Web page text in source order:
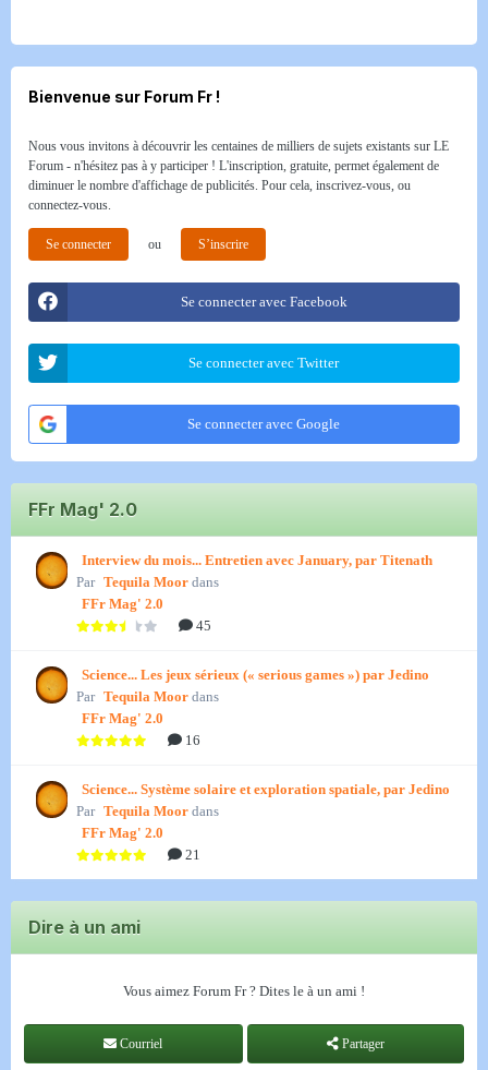
Bienvenue sur Forum Fr !
Nous vous invitons à découvrir les centaines de milliers de sujets existants sur LE
Forum - n'hésitez pas à y participer ! L'inscription, gratuite, permet également de
diminuer le nombre d'affichage de publicités. Pour cela, inscrivez-vous, ou
connectez-vous.
Se connecter ou S’inscrire
Se connecter avec Facebook
Se connecter avec Twitter
Se connecter avec Google
FFr Mag' 2.0
Interview du mois... Entretien avec January, par Titenath
Par Tequila Moor dans
FFr Mag' 2.0
45
Science... Les jeux sérieux (« serious games ») par Jedino
Par Tequila Moor dans
FFr Mag' 2.0
16
Science... Système solaire et exploration spatiale, par Jedino
Par Tequila Moor dans
FFr Mag' 2.0
21
Dire à un ami
Vous aimez Forum Fr ? Dites le à un ami !
Courriel Partager